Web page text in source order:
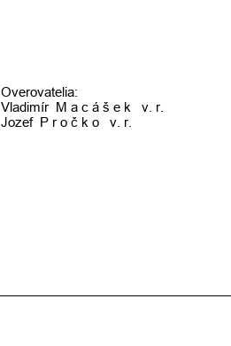
Overovatelia:
Vladimír  M a c á š e k   v. r.
Jozef  P r o č k o   v. r.